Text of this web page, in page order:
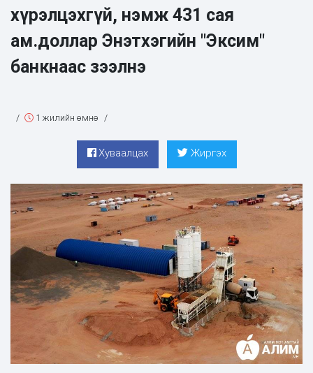
хүрэлцэхгүй, нэмж 431 сая
ам.доллар Энэтхэгийн "Эксим"
банкнаас зээлнэ
/ 1 жилийн өмнө /
Хуваалцах Жиргэх